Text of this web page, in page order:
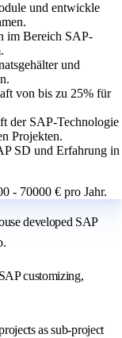
und entwickle
im Bereich SAP-
und
von bis zu 25% für
der SAP-Technologie
Projekten.
SD und Erfahrung in
- 70000 € pro Jahr.
developed SAP
customizing,
as sub-project